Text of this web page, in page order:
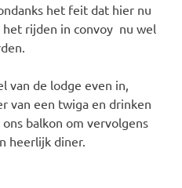
het feit dat hier nu
het rijden in convoy nu wel
van de lodge even in,
van een twiga en drinken
balkon om vervolgens
heerlijk diner.